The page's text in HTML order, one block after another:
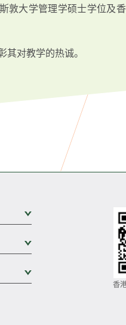
敦大学管理学硕士学位及
对教学的热诚。
香